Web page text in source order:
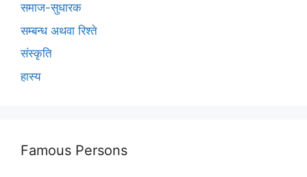
समाज-सुधारक
सम्बन्ध अथवा रिश्ते
संस्कृति
हास्य
Famous Persons